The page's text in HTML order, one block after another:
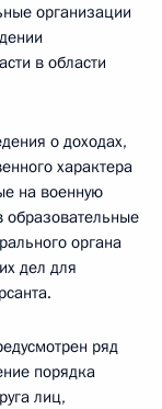
организации
в области
о доходах,
характера
на военную
образовательные
органа
дел для
ряд
порядка
лиц,